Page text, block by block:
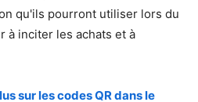
qu'ils pourront utiliser lors du
à inciter les achats et à
sur les codes QR dans le